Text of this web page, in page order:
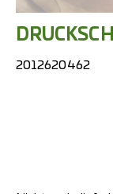
2012620462